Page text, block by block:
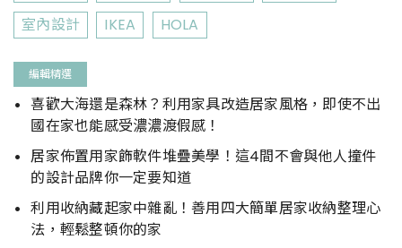
室內設計
IKEA HOLA
編輯精選
喜歡大海還是森林？利用家具改造居家風格，即使不出
國在家也能感受濃濃渡假感！
居家佈置用家飾軟件堆疊美學！這4間不會與他人撞件
的設計品牌你一定要知道
利用收納藏起家中雜亂！善用四大簡單居家收納整理心
法，輕鬆整頓你的家